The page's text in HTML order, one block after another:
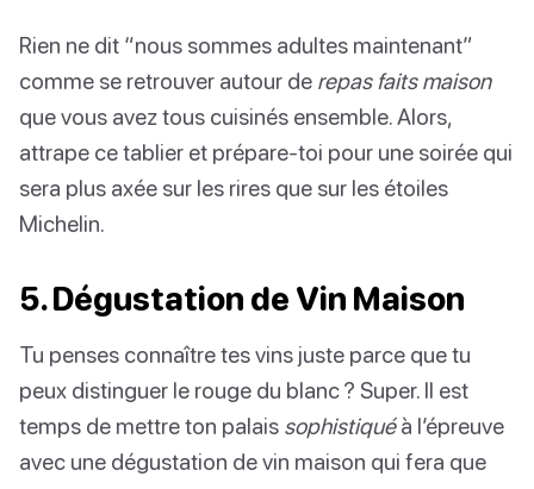
Rien ne dit “nous sommes adultes maintenant”
comme se retrouver autour de repas faits maison
que vous avez tous cuisinés ensemble. Alors,
attrape ce tablier et prépare-toi pour une soirée qui
sera plus axée sur les rires que sur les étoiles
Michelin.
5. Dégustation de Vin Maison
Tu penses connaître tes vins juste parce que tu
peux distinguer le rouge du blanc ? Super. Il est
temps de mettre ton palais sophistiquéà l’épreuve
avec une dégustation de vin maison qui fera que